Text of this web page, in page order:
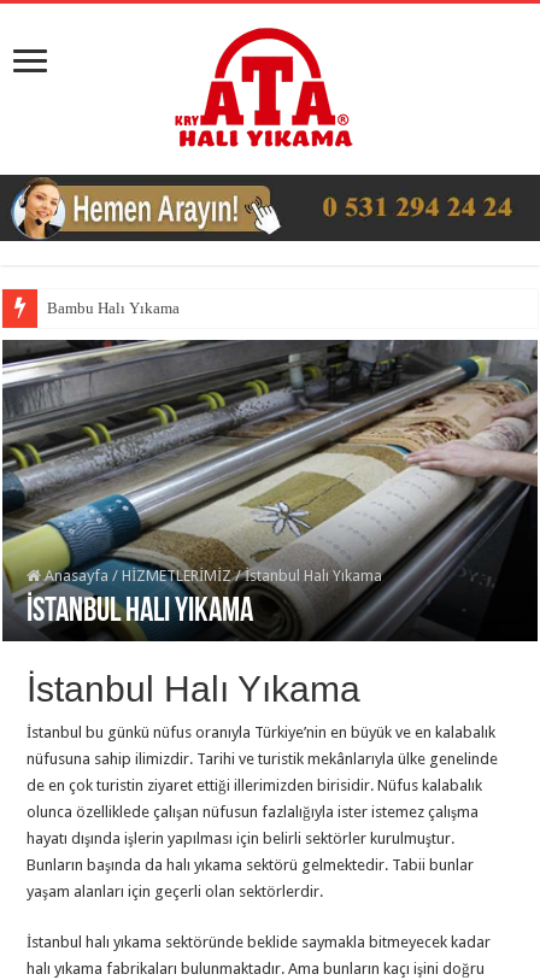
Bambu Halı Yıkama
Anasayfa / HİZMETLERİMİZ / İstanbul Halı Yıkama
İstanbul Halı Yıkama
İstanbul Halı Yıkama
İstanbul bu günkü nüfus oranıyla Türkiye’nin en büyük ve en kalabalık
nüfusuna sahip ilimizdir. Tarihi ve turistik mekânlarıyla ülke genelinde
de en çok turistin ziyaret ettiği illerimizden birisidir. Nüfus kalabalık
olunca özelliklede çalışan nüfusun fazlalığıyla ister istemez çalışma
hayatı dışında işlerin yapılması için belirli sektörler kurulmuştur.
Bunların başında da halı yıkama sektörü gelmektedir. Tabii bunlar
yaşam alanları için geçerli olan sektörlerdir.
İstanbul halı yıkama sektöründe beklide saymakla bitmeyecek kadar
halı yıkama fabrikaları bulunmaktadır. Ama bunların kaçı işini doğru